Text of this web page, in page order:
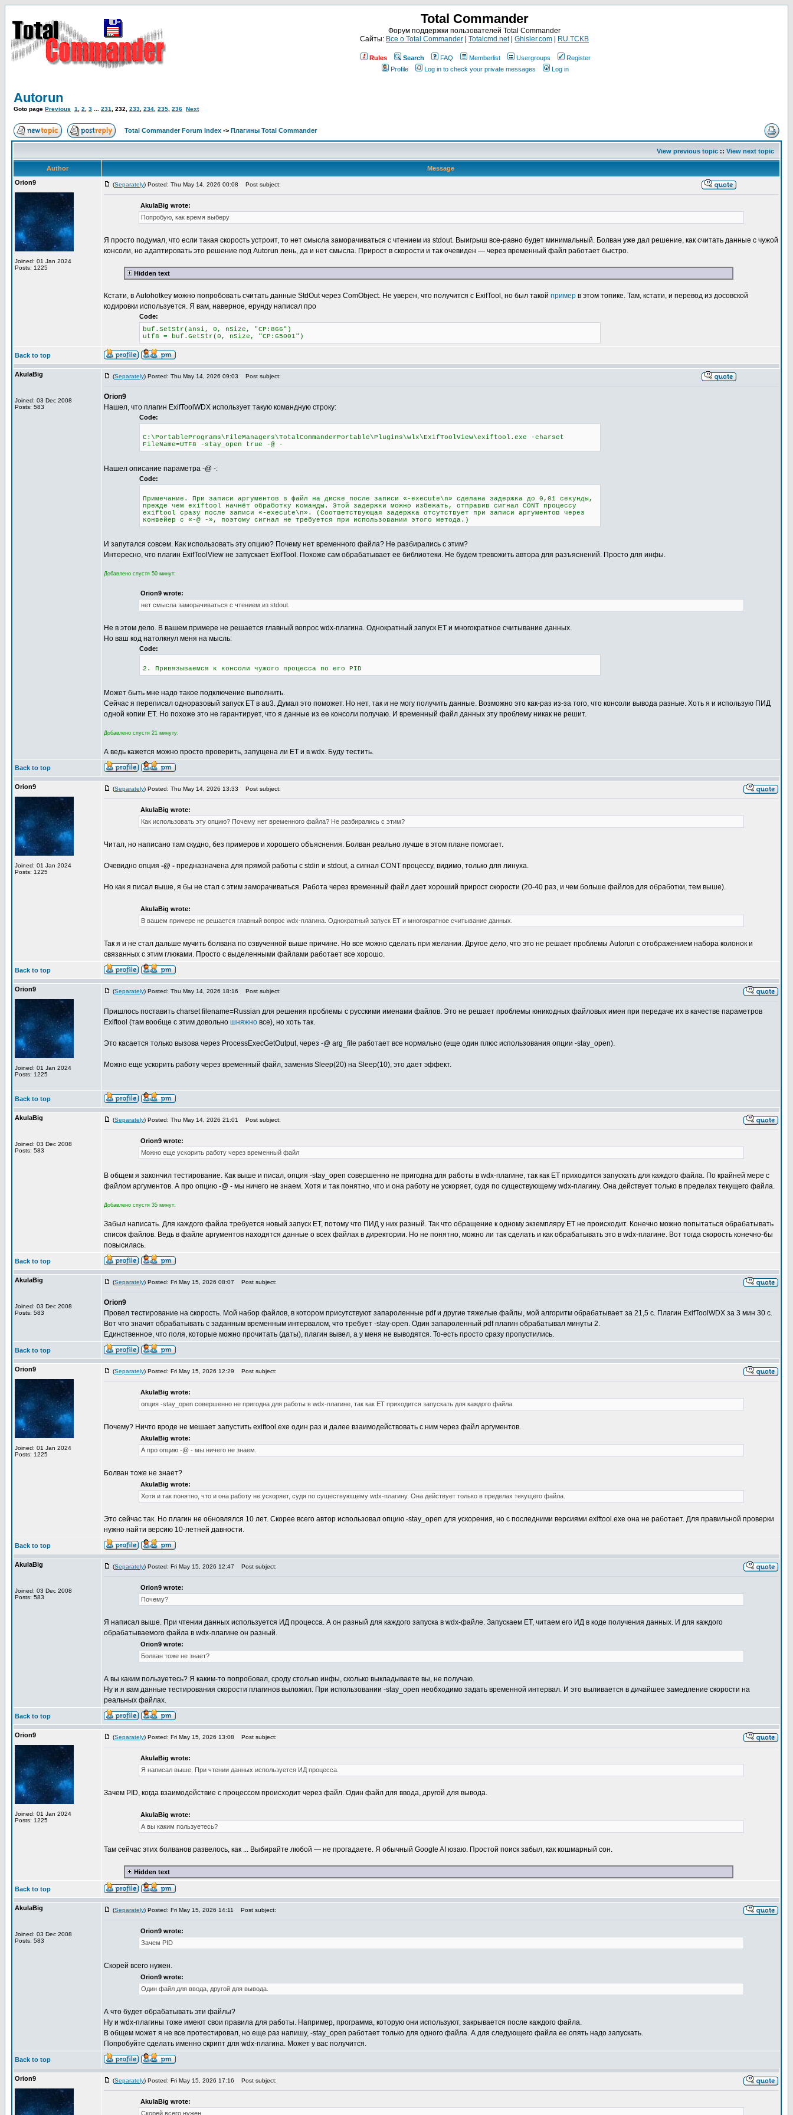
Total Commander
Форум поддержки пользователей Total Commander
Сайты: Все о Total Commander Totalcmd.net| Ghisler.com RU.TCKB
Rules Search FAQ Memberlist Usergroups
Register
Profile
Log in to check your private messages Log in
Autorun
Goto page Previous 1 2 3 231 232 233 234 235 236 Next
Total Commander Forum Index -> Плагины Total Commander
View previous topic :: View next topic
Author
Message
Orion9
Joined: 01 Jan 2024
Posts: 1225
(Separately) Posted: Thu May 14, 2026 00:08 Post subject:
AkulaBig wrote:
Попробую, как время выберу
Я просто подумал, что если такая скорость устроит, то нет смысла заморачиваться с чтением из stdout. Выигрыш все-равно будет минимальный. Болван уже дал решение, как считать данные с чужой
консоли, но адаптировать это решение под Autorun лень, да и нет смысла. Прирост в скорости и так очевиден — через временный файл работает быстро.
Hidden text
Кстати, в Autohotkey можно попробовать считать данные StdOut через ComObject. Не уверен, что получится с ExifTool, но был такой пример в этом топике. Там, кстати, и перевод из досовской
кодировки используется. Я вам, наверное, ерунду написал про
Code:
buf.SetStr(ansi, 0, nSize, "CP:866")
utf8 = buf.GetStr(0, nSize, "CP:65001")
Back to top
AkulaBig
Joined: 03 Dec 2008
Posts: 583
(Separately) Posted: Thu May 14, 2026 09:03 Post subject:
Orion9
Нашел, что плагин ExifToolWDX использует такую командную строку:
Code:
C:\PortablePrograms\FileManagers\TotalCommanderPortable\Plugins\wlx\ExifToolView\exiftool.exe -charset
FileName=UTF8 -stay_open true -@ -
Нашел описание параметра -@ -:
Code:
Примечание. При записи аргументов в файл на диске после записи «-execute\n» сделана задержка до 0,01 секунды,
прежде чем exiftool начнёт обработку команды. Этой задержки можно избежать, отправив сигнал CONT процессу
exiftool сразу после записи «-execute\n». (Соответствующая задержка отсутствует при записи аргументов через
конвейер с «-@ -», поэтому сигнал не требуется при использовании этого метода.)
И запутался совсем. Как использовать эту опцию? Почему нет временного файла? Не разбирались с этим?
Интересно, что плагин ExifToolView не запускает ExifTool. Похоже сам обрабатывает ее библиотеки. Не будем тревожить автора для разъяснений. Просто для инфы.
Добавлено спустя 50 минут:
Orion9 wrote:
нет смысла заморачиваться с чтением из stdout.
Не в этом дело. В вашем примере не решается главный вопрос wdx-плагина. Однократный запуск ET и многократное считывание данных.
Но ваш код натолкнул меня на мысль:
Code:
2. Привязываемся к консоли чужого процесса по его PID
Может быть мне надо такое подключение выполнить.
Сейчас я переписал одноразовый запуск ET в au3. Думал это поможет. Но нет, так и не могу получить данные. Возможно это как-раз из-за того, что консоли вывода разные. Хоть я и использую ПИД
одной копии ET. Но похоже это не гарантирует, что я данные из ее консоли получаю. И временный файл данных эту проблему никак не решит.
Добавлено спустя 21 минуту:
А ведь кажется можно просто проверить, запущена ли ET и в wdx. Буду тестить.
Back to top
Orion9
Joined: 01 Jan 2024
Posts: 1225
(Separately) Posted: Thu May 14, 2026 13:33 Post subject:
AkulaBig wrote:
Как использовать эту опцию? Почему нет временного файла? Не разбирались с этим?
Читал, но написано там скудно, без примеров и хорошего объяснения. Болван реально лучше в этом плане помогает.
Очевидно опция -@ - предназначена для прямой работы с stdin и stdout, а сигнал CONT процессу, видимо, только для линуха.
Но как я писал выше, я бы не стал с этим заморачиваться. Работа через временный файл дает хороший прирост скорости (20-40 раз, и чем больше файлов для обработки, тем выше).
AkulaBig wrote:
В вашем примере не решается главный вопрос wdx-плагина. Однократный запуск ET и многократное считывание данных.
Так я и не стал дальше мучить болвана по озвученной выше причине. Но все можно сделать при желании. Другое дело, что это не решает проблемы Autorun с отображением набора колонок и
связанных с этим глюками. Просто с выделенными файлами работает все хорошо.
Back to top
Orion9
Joined: 01 Jan 2024
Posts: 1225
(Separately) Posted: Thu May 14, 2026 18:16 Post subject:
Пришлось поставить charset filename=Russian для решения проблемы с русскими именами файлов. Это не решает проблемы юникодных файловых имен при передаче их в качестве параметров
Exiftool (там вообще с этим довольно шняжно все), но хоть так.
Это касается только вызова через ProcessExecGetOutput, через -@ arg_file работает все нормально (еще один плюс использования опции -stay_open).
Можно еще ускорить работу через временный файл, заменив Sleep(20) на Sleep(10), это дает эффект.
Back to top
AkulaBig
Joined: 03 Dec 2008
Posts: 583
(Separately) Posted: Thu May 14, 2026 21:01 Post subject:
Orion9 wrote:
Можно еще ускорить работу через временный файл
В общем я закончил тестирование. Как выше и писал, опция -stay_open совершенно не пригодна для работы в wdx-плагине, так как ET приходится запускать для каждого файла. По крайней мере с
файлом аргументов. А про опцию -@ - мы ничего не знаем. Хотя и так понятно, что и она работу не ускоряет, судя по существующему wdx-плагину. Она действует только в пределах текущего файла.
Добавлено спустя 35 минут:
Забыл написать. Для каждого файла требуется новый запуск ET, потому что ПИД у них разный. Так что обращение к одному экземпляру ET не происходит. Конечно можно попытаться обрабатывать
список файлов. Ведь в файле аргументов находятся данные о всех файлах в директории. Но не понятно, можно ли так сделать и как обрабатывать это в wdx-плагине. Вот тогда скорость конечно-бы
повысилась.
Back to top
AkulaBig
Joined: 03 Dec 2008
Posts: 583
(Separately) Posted: Fri May 15, 2026 08:07 Post subject:
Orion9
Провел тестирование на скорость. Мой набор файлов, в котором присутствуют запароленные pdf и другие тяжелые файлы, мой алгоритм обрабатывает за 21,5 с. Плагин ExifToolWDX за 3 мин 30 с.
Вот что значит обрабатывать с заданным временным интервалом, что требует -stay-open. Один запароленный pdf плагин обрабатывал минуты 2.
Единственное, что поля, которые можно прочитать (даты), плагин вывел, а у меня не выводятся. То-есть просто сразу пропустились.
Back to top
Orion9
Joined: 01 Jan 2024
Posts: 1225
(Separately) Posted: Fri May 15, 2026 12:29 Post subject:
AkulaBig wrote:
опция -stay_open совершенно не пригодна для работы в wdx-плагине, так как ET приходится запускать для каждого файла.
Почему? Ничто вроде не мешает запустить exiftool.exe один раз и далее взаимодействовать с ним через файл аргументов.
AkulaBig wrote:
А про опцию -@ - мы ничего не знаем.
Болван тоже не знает?
AkulaBig wrote:
Хотя и так понятно, что и она работу не ускоряет, судя по существующему wdx-плагину. Она действует только в пределах текущего файла.
Это сейчас так. Но плагин не обновлялся 10 лет. Скорее всего автор использовал опцию -stay_open для ускорения, но с последними версиями exiftool.exe она не работает. Для правильной проверки
нужно найти версию 10-летней давности.
Back to top
AkulaBig
Joined: 03 Dec 2008
Posts: 583
(Separately) Posted: Fri May 15, 2026 12:47 Post subject:
Orion9 wrote:
Почему?
Я написал выше. При чтении данных используется ИД процесса. А он разный для каждого запуска в wdx-файле. Запускаем ET, читаем его ИД в коде получения данных. И для каждого
обрабатываемого файла в wdx-плагине он разный.
Orion9 wrote:
Болван тоже не знает?
А вы каким пользуетесь? Я каким-то попробовал, сроду столько инфы, сколько выкладываете вы, не получаю.
Ну и я вам данные тестирования скорости плагинов выложил. При использовании -stay_open необходимо задать временной интервал. И это выливается в дичайшее замедление скорости на
реальных файлах.
Back to top
Orion9
Joined: 01 Jan 2024
Posts: 1225
(Separately) Posted: Fri May 15, 2026 13:08 Post subject:
AkulaBig wrote:
Я написал выше. При чтении данных используется ИД процесса.
Зачем PID, когда взаимодействие с процессом происходит через файл. Один файл для ввода, другой для вывода.
AkulaBig wrote:
А вы каким пользуетесь?
Там сейчас этих болванов развелось, как ... Выбирайте любой — не прогадаете. Я обычный Google AI юзаю. Простой поиск забыл, как кошмарный сон.
Hidden text
Back to top
AkulaBig
Joined: 03 Dec 2008
Posts: 583
(Separately) Posted: Fri May 15, 2026 14:11 Post subject:
Orion9 wrote:
Зачем PID
Скорей всего нужен.
Orion9 wrote:
Один файл для ввода, другой для вывода.
А что будет обрабатывать эти файлы?
Ну и wdx-плагины тоже имеют свои правила для работы. Например, программа, которую они используют, закрывается после каждого файла.
В общем может я не все протестировал, но еще раз напишу, -stay_open работает только для одного файла. А для следующего файла ее опять надо запускать.
Попробуйте сделать именно скрипт для wdx-плагина. Может у вас получится.
Back to top
Orion9 (Separately) Posted: Fri May 15, 2026 17:16 Post subject:
AkulaBig wrote:
Скорей всего нужен.